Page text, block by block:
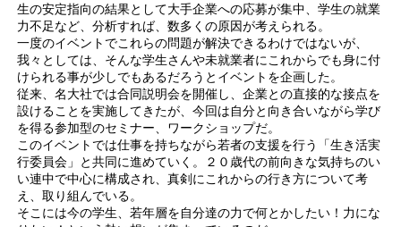
生の安定指向の結果として大手企業への応募が集中、学生の就業
力不足など、分析すれば、数多くの原因が考えられる。
一度のイベントでこれらの問題が解決できるわけではないが、
我々としては、そんな学生さんや未就業者にこれからでも身に付
けられる事が少しでもあるだろうとイベントを企画した。
従来、名大社では合同説明会を開催し、企業との直接的な接点を
設けることを実施してきたが、今回は自分と向き合いながら学び
を得る参加型のセミナー、ワークショップだ。
このイベントでは仕事を持ちながら若者の支援を行う「生き活実
行委員会」と共同に進めていく。２０歳代の前向きな気持ちのい
い連中で中心に構成され、真剣にこれからの行き方について考
え、取り組んでいる。
そこには今の学生、若年層を自分達の力で何とかしたい！力にな